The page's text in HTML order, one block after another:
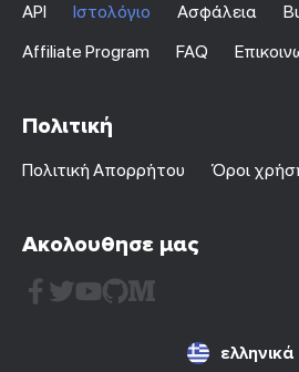
API Ιστολόγιο Ασφάλεια
Affiliate Program
FAQ
Πολιτική
Πολιτική Απορρήτου Όροι
Ακολουθησε μας
ελληνικά